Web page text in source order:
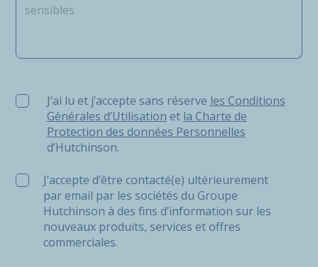
J’ai lu et j’accepte sans réserve les Conditions
J’ai lu et j’accepte sans réserve les Conditions
Générales d’Utilisation et la Charte de
Protection des données Personnelles
d’Hutchinson.
J’accepte d’être contacté(e) ultérieurement
par email par les sociétés du Groupe
Hutchinson à des fins d’information sur les
nouveaux produits, services et offres
commerciales.